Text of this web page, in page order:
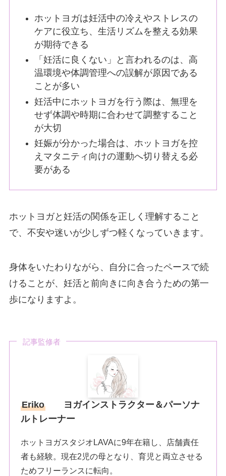
ホットヨガは妊活中の冷えやストレスの
ケアに役立ち、生活リズムを整える効果
が期待できる
「妊活に良くない」と言われるのは、高
温環境や体調管理への誤解が原因である
ことが多い
妊活中にホットヨガを行う際は、無理を
せず体調や時期に合わせて調整すること
が大切
妊娠が分かった場合は、ホットヨガを控
えマタニティ向けの運動へ切り替える必
要がある
ホットヨガと妊活の関係を正しく理解すること
で、不安や迷いが少しずつ軽くなっていきます。
身体をいたわりながら、自分に合ったペースで続
けることが、妊活と前向きに向き合うための第一
歩になりますよ。
記事監修者
Eriko ヨガインストラクター＆パーソナ
ルトレーナー
ホットヨガスタジオLAVAに9年在籍し、店舗責任
者も経験。現在2児の母となり、育児と両立させる
ためフリーランスに転向。